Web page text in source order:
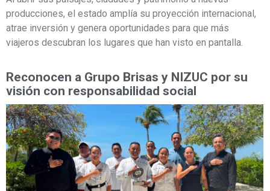
producciones, el estado amplía su proyección internacional,
atrae inversión y genera oportunidades para que más
viajeros descubran los lugares que han visto en pantalla.
Reconocen a Grupo Brisas y NIZUC por su
visión con responsabilidad social